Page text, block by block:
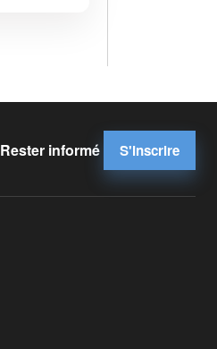
Rester informé S'inscrire